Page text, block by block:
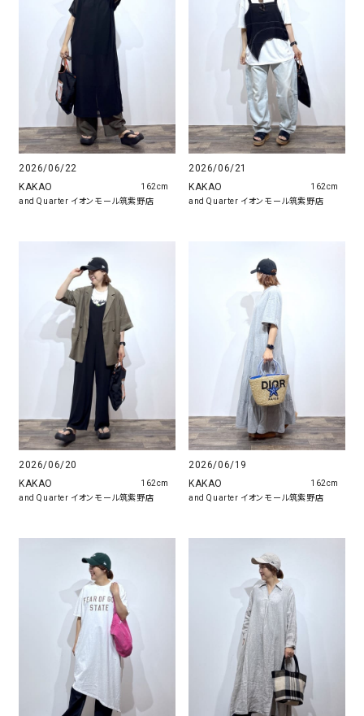
2026/06/22
KAKAO
and Quarter イオンモール筑紫野店
162cm
2026/06/21
KAKAO
and Quarter イオンモール筑紫野店
162cm
2026/06/20
KAKAO
and Quarter イオンモール筑紫野店
162cm
2026/06/19
KAKAO
and Quarter イオンモール筑紫野店
162cm